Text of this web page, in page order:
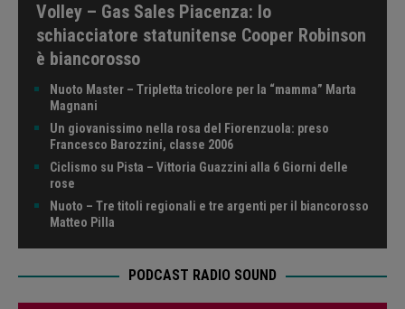
Volley – Gas Sales Piacenza: lo
schiacciatore statunitense Cooper Robinson
è biancorosso
Nuoto Master – Tripletta tricolore per la “mamma” Marta
Magnani
Un giovanissimo nella rosa del Fiorenzuola: preso
Francesco Barozzini, classe 2006
Ciclismo su Pista – Vittoria Guazzini alla 6 Giorni delle
rose
Nuoto – Tre titoli regionali e tre argenti per il biancorosso
Matteo Pilla
PODCAST RADIO SOUND